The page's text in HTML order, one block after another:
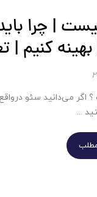
| چرا
کنیم |
اگر می‌دانید سئو
...